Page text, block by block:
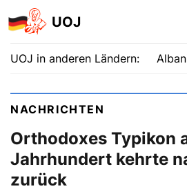
UOJ
UOJ in anderen Ländern:
NACHRICHTEN
Orthodoxes Typikon
Jahrhundert kehrte
zurück